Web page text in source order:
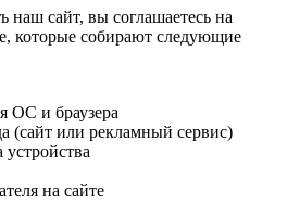
наш сайт, вы соглашаетесь на
которые собирают следующие
ОС и браузера
(сайт или рекламный сервис)
на сайте